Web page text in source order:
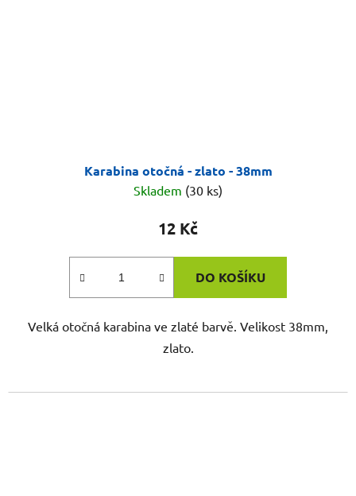
Karabina otočná - zlato - 38mm
Skladem (30 ks)
12 Kč
DO KOŠÍKU
Velká otočná karabina ve zlaté barvě. Velikost 38mm,
zlato.